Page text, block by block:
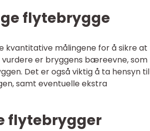
flytebrygge
kvantitative målingene for å sikre at
er bryggens bæreevne, som
Det er også viktig å ta hensyn til
samt eventuelle ekstra
flytebrygger